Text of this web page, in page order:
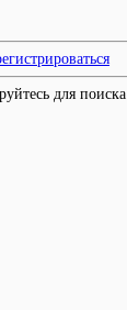
для поиска.